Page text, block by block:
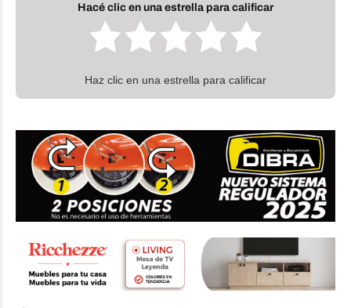
Hacé clic en una estrella para calificar
Haz clic en una estrella para calificar